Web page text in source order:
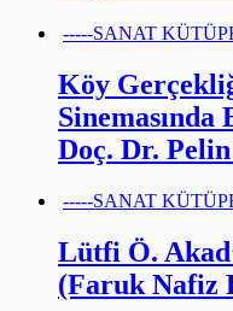
-----SANAT
Köy
Doç. Dr.
-----SANAT
Lütfi Ö.
(Faruk Nafiz